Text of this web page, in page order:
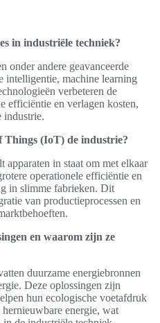
in industriële techniek?
onder andere geavanceerde
intelligentie, machine learning
verbeteren de
efficiëntie en verlagen kosten,
industrie.
Things (IoT) de industrie?
in staat om met elkaar
operationele efficiëntie en
in slimme fabrieken. Dit
van productieprocessen en
en waarom zijn ze
duurzame energiebronnen
Deze oplossingen zijn
hun ecologische voetafdruk
energie, wat